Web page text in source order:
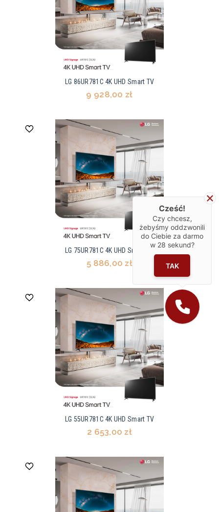
LG 86UR781C 4K UHD Smart TV
9 928,00 zł
LG 75UR781C 4K UHD Smart TV
5 886,00 zł
LG 55UR781C 4K UHD Smart TV
2 653,00 zł
Cześć!
Czy chcesz,
żebyśmy oddzwonili
do Ciebie za darmo
w 28 sekund?
TAK